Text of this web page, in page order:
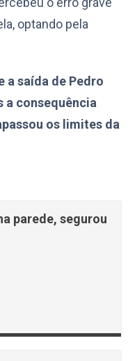
optando pela
a saída de Pedro
a consequência
os limites da
parede, segurou